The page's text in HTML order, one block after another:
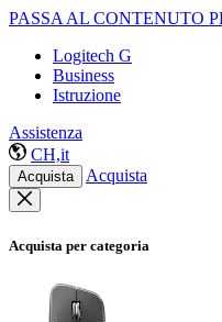
PASSA AL CONTENUTO
Logitech G
Business
Istruzione
Assistenza
CH,it
Acquista Acquista
Acquista per categoria